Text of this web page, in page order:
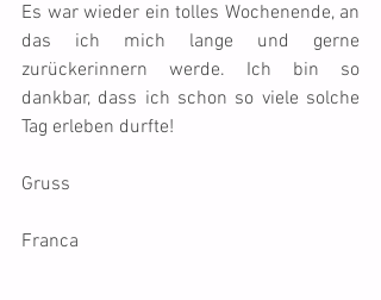
Es war wieder ein tolles Wochenende, an
das ich mich lange und gerne
zurückerinnern werde. Ich bin so
dankbar, dass ich schon so viele solche
Tag erleben durfte!
Gruss
Franca